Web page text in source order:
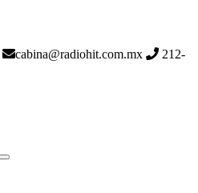
cabina@radiohit.com.mx
212-